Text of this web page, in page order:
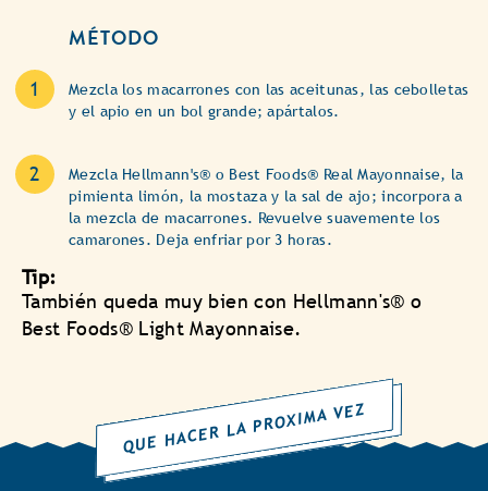
MÉTODO
Mezcla los macarrones con las aceitunas, las cebolletas
y el apio en un bol grande; apártalos.
Mezcla Hellmann's® o Best Foods® Real Mayonnaise, la
pimienta limón, la mostaza y la sal de ajo; incorpora a
la mezcla de macarrones. Revuelve suavemente los
camarones. Deja enfriar por 3 horas.
Tip:
También queda muy bien con Hellmann's® o
Best Foods® Light Mayonnaise.
QUE HACER LA PROXIMA VEZ